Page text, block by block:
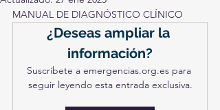
MANUAL DE DIAGNÓSTICO CLÍNICO
¿Deseas ampliar la
información?
Suscríbete a emergencias.org.es para
seguir leyendo esta entrada exclusiva.